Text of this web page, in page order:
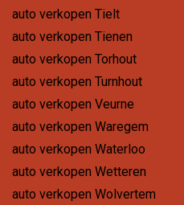
auto verkopen Tielt
auto verkopen Tienen
auto verkopen Torhout
auto verkopen Turnhout
auto verkopen Veurne
auto verkopen Waregem
auto verkopen Waterloo
auto verkopen Wetteren
auto verkopen Wolvertem